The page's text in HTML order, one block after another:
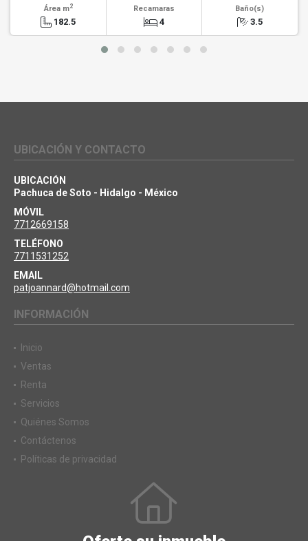
Área m2
182.5
Recamaras
4
Baño(s)
3.5
UBICACIÓN Y CONTACTO
UBICACIÓN
Pachuca de Soto - Hidalgo - México
MÓVIL
7712669158
TELÉFONO
7711531252
EMAIL
patjoannard@hotmail.com
INFORMACIÓN
Inicio
Ventas
Renta
Servicios
Quiénes Somos
Contáctenos
Políticas de privacidad